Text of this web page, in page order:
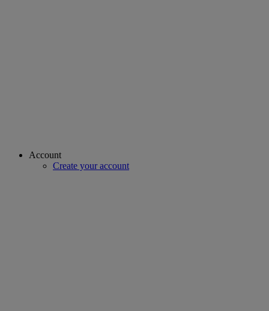
Account
Create your account